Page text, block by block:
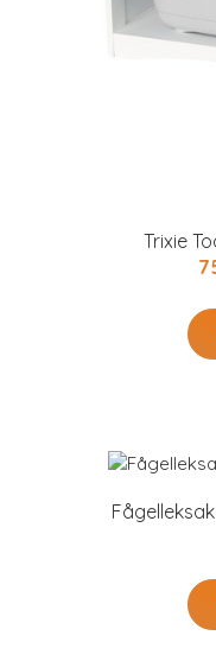
Trixie